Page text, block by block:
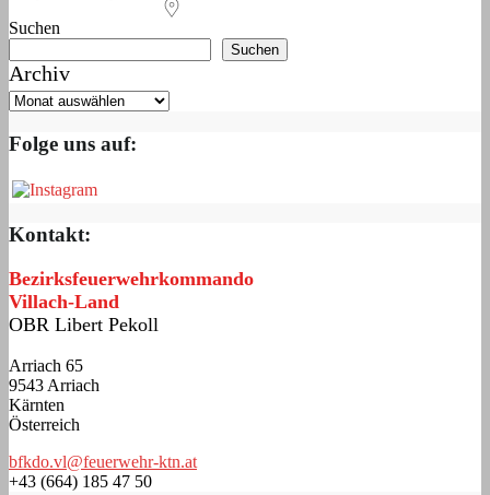
Suchen
Suchen
Archiv
Folge uns auf:
Kontakt:
Bezirksfeuerwehrkommando
Villach-Land
OBR Libert Pekoll
Arriach 65
9543 Arriach
Kärnten
Österreich
bfkdo.vl@feuerwehr-ktn.at
+43 (664) 185 47 50